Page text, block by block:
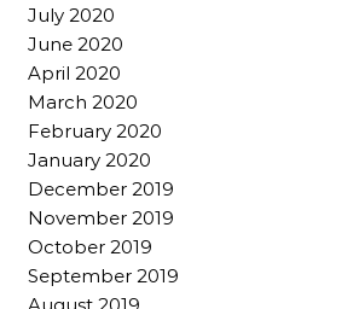
July 2020
June 2020
April 2020
March 2020
February 2020
January 2020
December 2019
November 2019
October 2019
September 2019